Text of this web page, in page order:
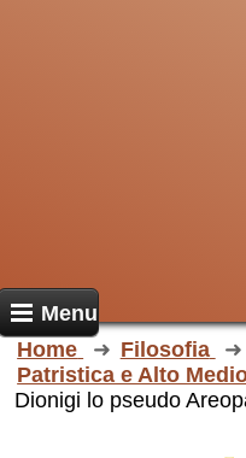
Menu
Home
Filosofia
Patristica e Alto
Dionigi lo pseudo